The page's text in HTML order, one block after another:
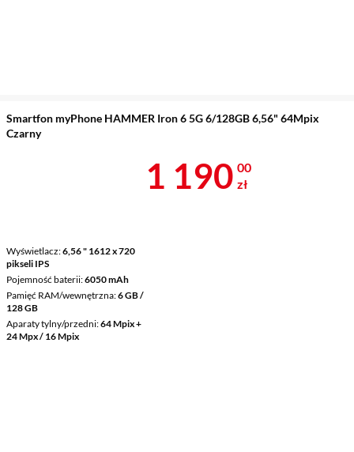
Smartfon myPhone HAMMER Iron 6 5G 6/128GB 6,56" 64Mpix
Czarny
Wyświetlacz 6,56 " 1612 x 720
pikseli IPS
Pojemność baterii 6050 mAh
Pamięć RAM/wewnętrzna 6 GB /
128 GB
Aparaty tylny/przedni 64 Mpix +
24 Mpx / 16 Mpix
Cena 1 190 zł
1 190 00
zł